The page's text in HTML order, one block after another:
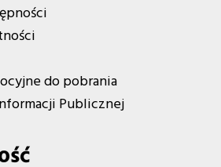
do pobrania
Publicznej